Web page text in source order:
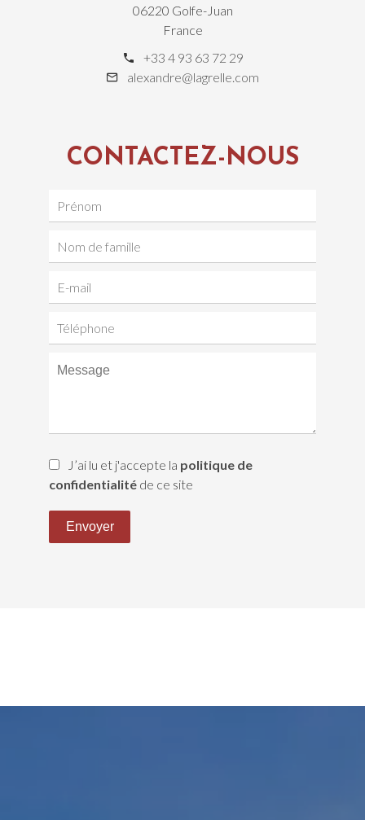
06220 Golfe-Juan
France
+33 4 93 63 72 29
alexandre@lagrelle.com
CONTACTEZ-NOUS
J’ai lu et j'accepte la politique de
confidentialité de ce site
Envoyer